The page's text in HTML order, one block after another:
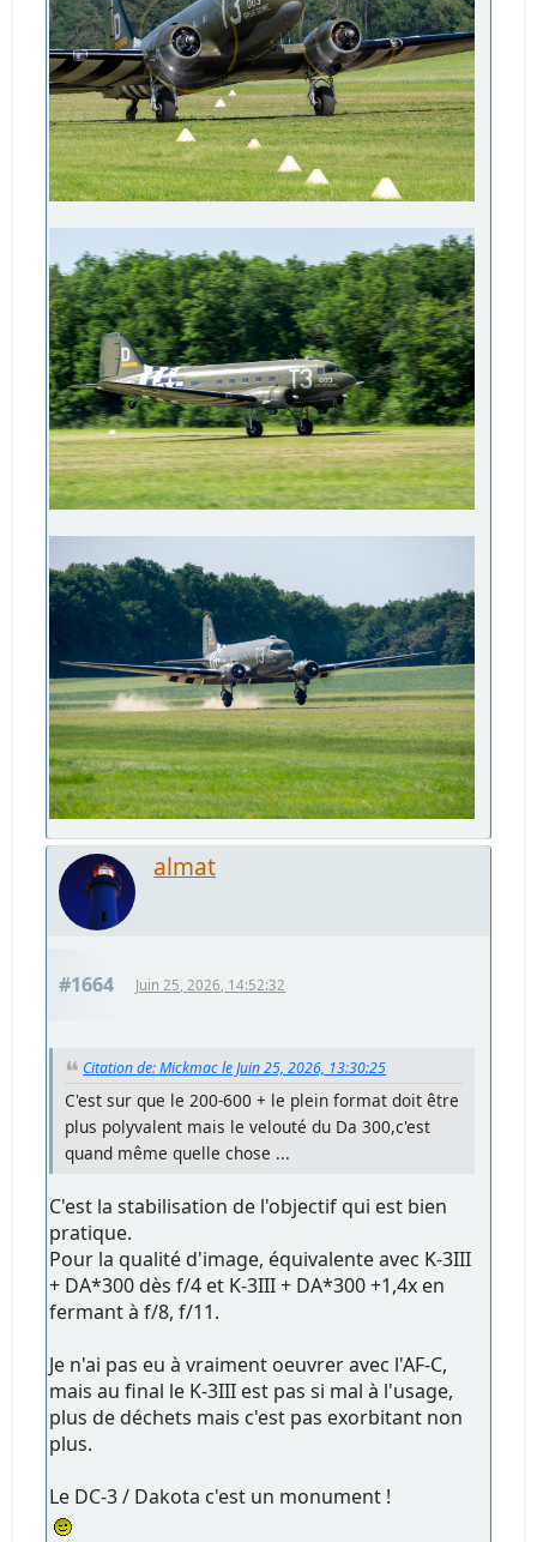
almat
#1664 Juin 25, 2026, 14:52:32
Citation de: Mickmac le Juin 25, 2026, 13:30:25
C'est sur que le 200-600 + le plein format doit être
plus polyvalent mais le velouté du Da 300,c'est
quand même quelle chose ...
C'est la stabilisation de l'objectif qui est bien
pratique.
Pour la qualité d'image, équivalente avec K-3III
+ DA*300 dès f/4 et K-3III + DA*300 +1,4x en
fermant à f/8, f/11.
Je n'ai pas eu à vraiment oeuvrer avec l'AF-C,
mais au final le K-3III est pas si mal à l'usage,
plus de déchets mais c'est pas exorbitant non
plus.
Le DC-3 / Dakota c'est un monument !